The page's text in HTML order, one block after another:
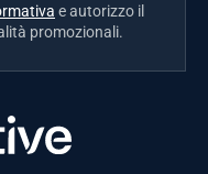
e autorizzo il
promozionali.